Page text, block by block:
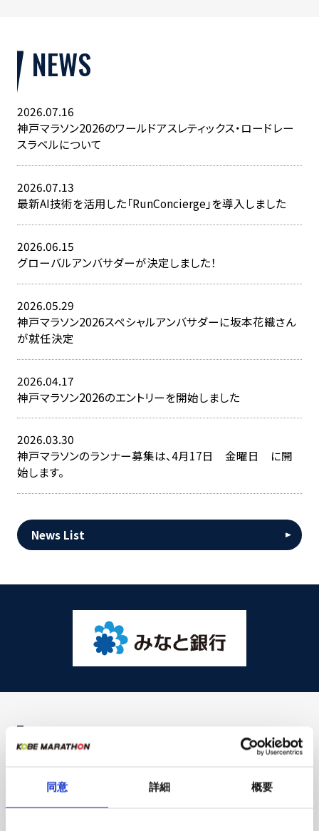
同意 詳細 概要
見！
NEWS
2026.07.16
神戸マラソン2026のワールドアスレティックス・ロードレー
スラベルについて
2026.07.13
最新AI技術を活用した「RunConcierge」を導入しました
2026.06.15
グローバルアンバサダーが決定しました！
2026.05.29
神戸マラソン2026スペシャルアンバサダーに坂本花織さん
が就任決定
2026.04.17
神戸マラソン2026のエントリーを開始しました
2026.03.30
神戸マラソンのランナー募集は、4月17日 金曜日 に開
始します。
News List
MOVIE